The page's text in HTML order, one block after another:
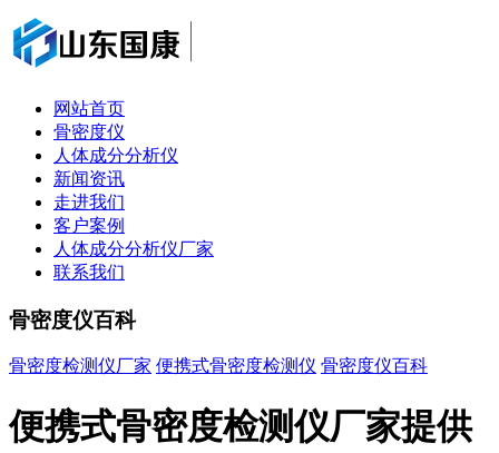
网站首页
骨密度仪
人体成分分析仪
新闻资讯
走进我们
客户案例
人体成分分析仪厂家
联系我们
骨密度仪百科
骨密度检测仪厂家 便携式骨密度检测仪 骨密度仪百科
便携式骨密度检测仪厂家提供